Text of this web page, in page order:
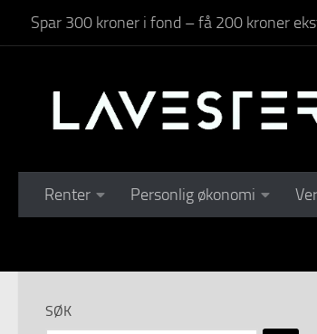
Skip to content
Spar 300 kroner i fond – få 200 kroner
Renter Personlig økonomi
SØK